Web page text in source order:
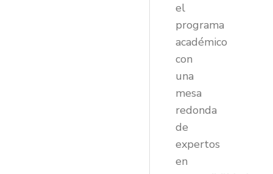
el
programa
académico
con
una
mesa
redonda
de
expertos
en